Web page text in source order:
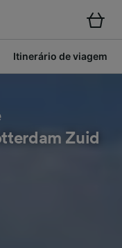
Itinerário de viagem
Zuid